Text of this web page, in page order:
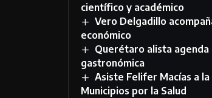
científico y académico
Vero Delgadillo
económico
Querétaro alista agenda
gastronómica
Asiste Felifer Macías a
Municipios por la Salud